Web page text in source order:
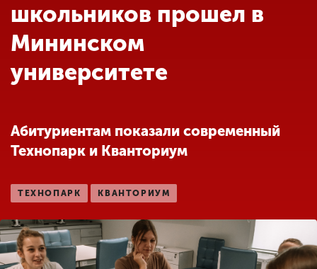
Обучение
Наука
Международная
деятельность
Другие виды
деятельности
Студенческая жизнь
школьников прошел в
Мининском
университете
Абитуриентам показали современный
Технопарк и Кванториум
ТЕХНОПАРК КВАНТОРИУМ